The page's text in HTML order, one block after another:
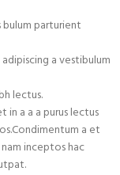
bulum parturient
a vestibulum
lectus.
in a a a purus lectus
a et
inceptos hac